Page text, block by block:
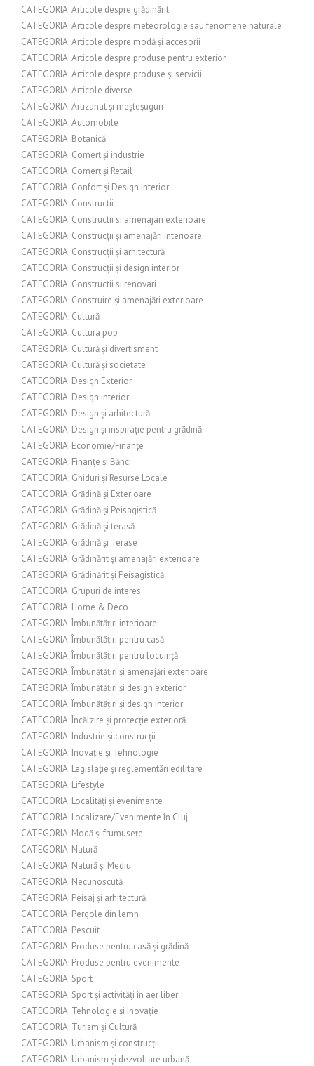
CATEGORIA: Articole despre grădinărit
CATEGORIA: Articole despre meteorologie sau fenomene naturale
CATEGORIA: Articole despre modă și accesorii
CATEGORIA: Articole despre produse pentru exterior
CATEGORIA: Articole despre produse și servicii
CATEGORIA: Articole diverse
CATEGORIA: Artizanat și meșteșuguri
CATEGORIA: Automobile
CATEGORIA: Botanică
CATEGORIA: Comerț și industrie
CATEGORIA: Comerț și Retail
CATEGORIA: Confort și Design Interior
CATEGORIA: Constructii
CATEGORIA: Constructii si amenajari exterioare
CATEGORIA: Construcții și amenajări interioare
CATEGORIA: Construcții și arhitectură
CATEGORIA: Construcții și design interior
CATEGORIA: Constructii si renovari
CATEGORIA: Construire și amenajări exterioare
CATEGORIA: Cultură
CATEGORIA: Cultura pop
CATEGORIA: Cultură și divertisment
CATEGORIA: Cultură și societate
CATEGORIA: Design Exterior
CATEGORIA: Design interior
CATEGORIA: Design și arhitectură
CATEGORIA: Design și inspirație pentru grădină
CATEGORIA: Economie/Finanțe
CATEGORIA: Finanțe și Bănci
CATEGORIA: Ghiduri și Resurse Locale
CATEGORIA: Grădină și Exterioare
CATEGORIA: Grădină și Peisagistică
CATEGORIA: Grădină și terasă
CATEGORIA: Grădină și Terase
CATEGORIA: Grădinărit și amenajări exterioare
CATEGORIA: Grădinărit și Peisagistică
CATEGORIA: Grupuri de interes
CATEGORIA: Home & Deco
CATEGORIA: Îmbunătățiri interioare
CATEGORIA: Îmbunătățiri pentru casă
CATEGORIA: Îmbunătățiri pentru locuință
CATEGORIA: Îmbunătățiri și amenajări exterioare
CATEGORIA: Îmbunătățiri și design exterior
CATEGORIA: Îmbunătățiri și design interior
CATEGORIA: Încălzire și protecție exterioră
CATEGORIA: Industrie și construcții
CATEGORIA: Inovație și Tehnologie
CATEGORIA: Legislație și reglementări edilitare
CATEGORIA: Lifestyle
CATEGORIA: Localități și evenimente
CATEGORIA: Localizare/Evenimente în Cluj
CATEGORIA: Modă și frumusețe
CATEGORIA: Natură
CATEGORIA: Natură și Mediu
CATEGORIA: Necunoscută
CATEGORIA: Peisaj și arhitectură
CATEGORIA: Pergole din lemn
CATEGORIA: Pescuit
CATEGORIA: Produse pentru casă și grădină
CATEGORIA: Produse pentru evenimente
CATEGORIA: Sport
CATEGORIA: Sport și activități în aer liber
CATEGORIA: Tehnologie și Inovație
CATEGORIA: Turism și Cultură
CATEGORIA: Urbanism și construcții
CATEGORIA: Urbanism și dezvoltare urbană